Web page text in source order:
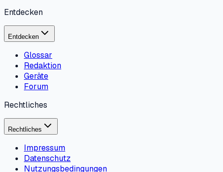
Entdecken
Entdecken
Glossar
Redaktion
Geräte
Forum
Rechtliches
Rechtliches
Impressum
Datenschutz
Nutzungsbedingungen